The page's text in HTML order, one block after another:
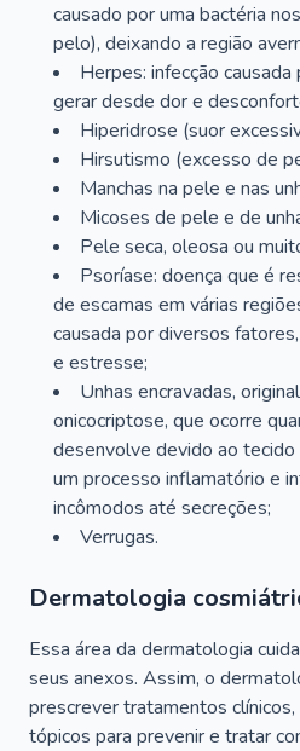
causado por uma bactéria
pelo), deixando a região
Herpes: infecção
gerar desde dor e
Hiperidrose (suor
Hirsutismo (excesso de
Manchas na pele e nas
Micoses de pele e de
Pele seca, oleosa ou
Psoríase: doença que é
de escamas em várias
causada por diversos
e estresse;
Unhas encravadas,
onicocriptose, que ocorre
desenvolve devido ao tecido
um processo inflamatório e
incômodos até secreções;
Verrugas.
Dermatologia
Essa área da dermatologia
seus anexos. Assim, o
prescrever tratamentos
tópicos para prevenir e tratar